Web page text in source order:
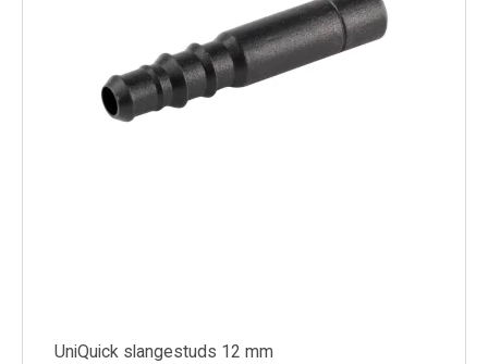
UniQuick slangestuds 12 mm